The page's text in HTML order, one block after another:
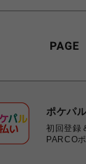
ポケパ
初回登録
PARCO